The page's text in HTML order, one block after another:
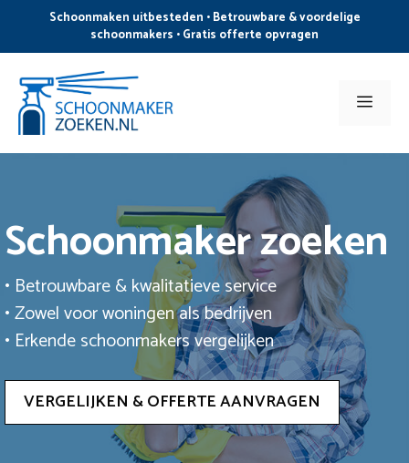
de
inhoud
Schoonmaken uitbesteden • Betrouwbare & voordelige
schoonmakers • Gratis offerte opvragen
Menu
Schoonmaker zoeken
• Betrouwbare & kwalitatieve service
• Zowel voor woningen als bedrijven
• Erkende schoonmakers vergelijken
VERGELIJKEN & OFFERTE AANVRAGEN